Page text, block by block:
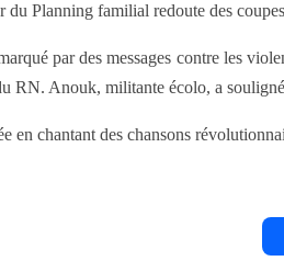
Planning familial redoute des
par des messages contre les
RN. Anouk, militante écolo, a
en chantant des chansons